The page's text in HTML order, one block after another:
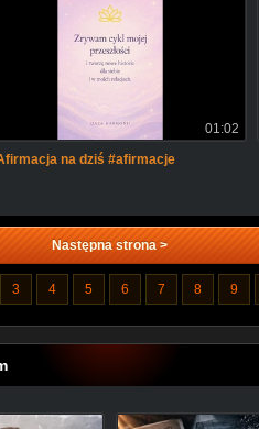
01:02
na dziś #afirmacje
Następna strona >
3 4 5 6 7 8 9